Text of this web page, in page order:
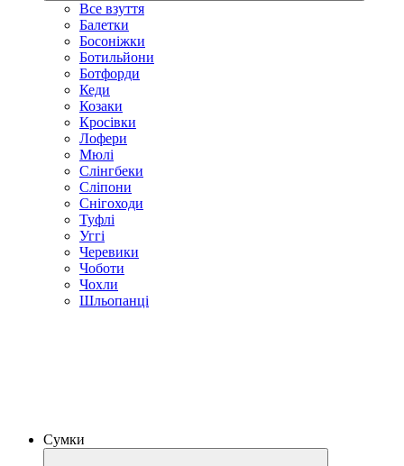
Все взуття
Балетки
Босоніжки
Ботильйони
Ботфорди
Кеди
Козаки
Кросівки
Лофери
Мюлі
Слінгбеки
Сліпони
Снігоходи
Туфлі
Уггі
Черевики
Чоботи
Чохли
Шльопанці
Сумки